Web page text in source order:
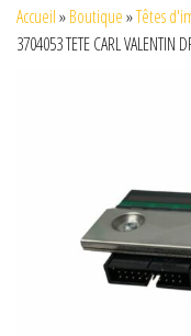
Accueil»Boutique»Têtes
3704053 TETE CARL VALENTIN